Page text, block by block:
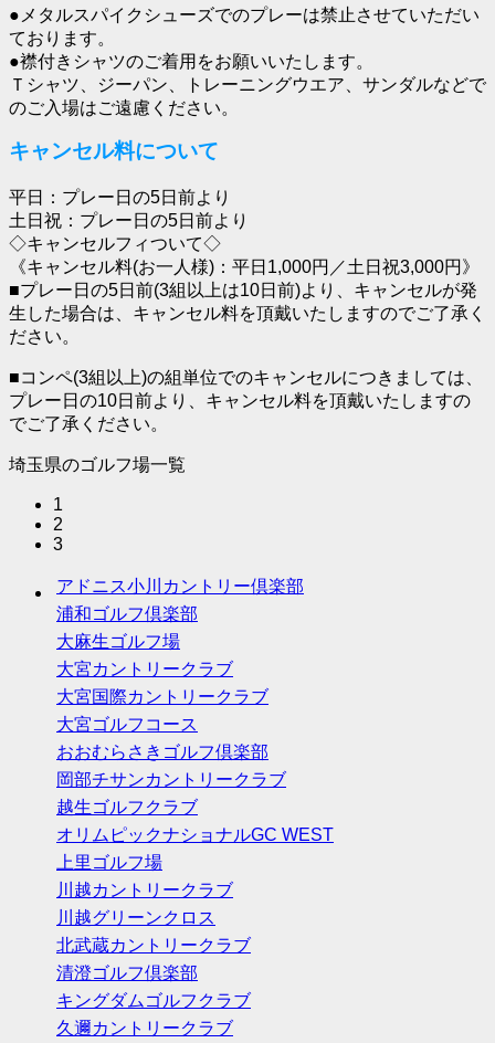
●メタルスパイクシューズでのプレーは禁止させていただい
ております。
●襟付きシャツのご着用をお願いいたします。
Ｔシャツ、ジーパン、トレーニングウエア、サンダルなどで
のご入場はご遠慮ください。
キャンセル料について
平日：プレー日の5日前より
土日祝：プレー日の5日前より
◇キャンセルフィついて◇
《キャンセル料(お一人様)：平日1,000円／土日祝3,000円》
■プレー日の5日前(3組以上は10日前)より、キャンセルが発
生した場合は、キャンセル料を頂戴いたしますのでご了承く
ださい。
■コンペ(3組以上)の組単位でのキャンセルにつきましては、
プレー日の10日前より、キャンセル料を頂戴いたしますの
でご了承ください。
埼玉県のゴルフ場一覧
1
2
3
アドニス小川カントリー倶楽部
浦和ゴルフ倶楽部
大麻生ゴルフ場
大宮カントリークラブ
大宮国際カントリークラブ
大宮ゴルフコース
おおむらさきゴルフ倶楽部
岡部チサンカントリークラブ
越生ゴルフクラブ
オリムピックナショナルGC WEST
上里ゴルフ場
川越カントリークラブ
川越グリーンクロス
北武蔵カントリークラブ
清澄ゴルフ倶楽部
キングダムゴルフクラブ
久邇カントリークラブ